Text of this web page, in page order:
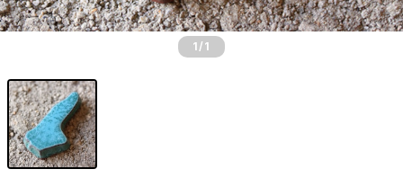
1 /1